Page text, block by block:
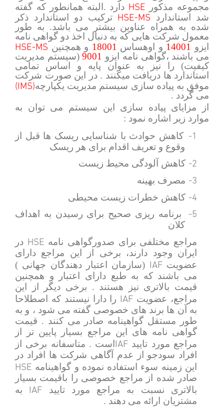
مجموعه مذکور HSE دارد .البته همانطور که گفته
شد استاندارد HSE-MS ترکیب دو استاندارد ذکر
شده به همراه عناوین بیشتر می باشد. به طور
معمول شرکت هایی که به دنبال اخذ دو گواهی نامه
ایزو 14001 و اوهساس 18001 و همچنین HSE-MS
می باشند ،گواهی نامه ایزو 9001(سیستم مدیریت
کیفیت) را نیز به عنوان پایه و اساس تمامی
استاندارد ها دریافت میکنند . در این صورت شرکت
موفق به پیاده سازی سیستم مدیریت یکپارچه(IMS)
می گردد .
از مزایای پیاده سازی این سیستم می توان به
موارد زیر اشاره نمود :
1-
کاهش حوادث با شناسایی ریسک ها قبل از
وقوع و تعریف اقدام برای هر ریسک
2- کاهش آلودگی محیط زیست
3- مصرف بهینه
4- کاهش خطرات زیست محیطی
5-
برنامه ریزی صحیح برای رسیدن به اهداف
کلان
مراجع مختلفی برای صدورگواهی نامه HSE در
ایران وجود دارند، برخی از این مراجع دارای
عضویتIAF (سازمان اعتبار دهندگان جهانی )
می باشند که به طبع دارای اعتبار و همچنین
قیمت بالاتری نیز هستند . برخی دیگر از این
مراجع، عضویت IAF را دارا نیستند که اصطلاحا
به آن ها برند های خصوصی گفته می شود ، و به
طور مستقل گواهینامه صادر می کنند . قیمت
گواهی نامه های این مراجع بسیار پایین تر از
مراجع مورد تایید IAF است . متاسفانه برخی از
افراد سودجو از عدم آگاهی شرکت ها افراد در
این زمینه سوء استفاده نموده و گواهینامه HSE
صادر شده از مراجع خصوصی را باقیمت بسیار
بالاتری نسبت به مراجع مورد تایید IAF به
مشتریان ارائه می دهند .